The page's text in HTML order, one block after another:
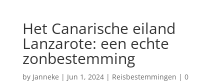
Het Canarische eiland
Lanzarote: een echte
zonbestemming
by Janneke | Jun 1, 2024| Reisbestemmingen | 0